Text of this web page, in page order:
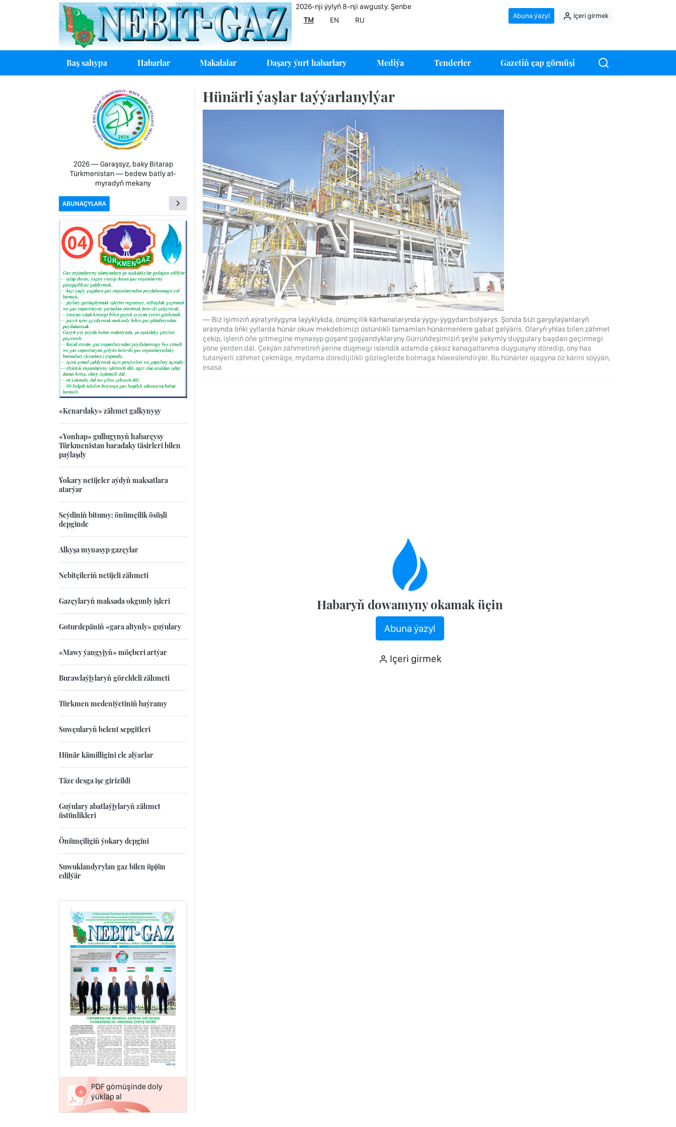
2026-nji ýylyň 8-nji awgusty. Şenbe
TM
EN RU
Abuna ýazyl Içeri girmek
Baş sahypa Habarlar Makalalar Daşary ýurt habarlary Mediýa Tenderler Gazetiň çap görnüşi
Hünärli ýaşlar taýýarlanylýar
— Biz işimiziň aýratynlygyna laýyklykda, önümçilik kärhanalarynda ýygy-ýygydan bolýarys. Şonda bizi garşylaýanlaryň
arasynda öňki ýyllarda hünär okuw mekdebimizi üstünlikli tamamlan hünärmenlere gabat gelýäris. Olaryň yhlas bilen zähmet
çekip, işleriň öňe gitmegine mynasyp goşant goşýandyklaryny Gürrüňdeşimiziň şeýle ýakymly duýgulary başdan geçirmegi
ýöne ýerden däl. Çekýän zähmetiniň ýerine düşmegi islendik adamda çäksiz kanagatlanma duýgusyny döredip, ony has
tutanýerli zähmet çekmäge, mydama döredijilikli gözleglerde bolmaga höweslendirýär. Bu hünärler ojagyna öz kärini söýýän,
esasa
Habaryň dowamyny okamak üçin
Abuna ýazyl
Içeri girmek
2026 — Garaşsyz, baky Bitarap
Türkmenistan — bedew batly at-
myradyň mekany
ABUNAÇYLARA
«Kenardaky» zähmet galkynyşy
«Yonhap» gullugynyň habarçysy
Türkmenistan baradaky täsirleri bilen
paýlaşdy
Ýokary netijeler aýdyň maksatlara
atarýar
Seýdiniň bitumy: önümçilik ösüşli
depginde
Alkyşa mynasyp gazçylar
Nebitçileriň netijeli zähmeti
Gazçylaryň maksada okgunly işleri
Goturdepäniň «gara altynly» guýulary
«Mawy ýangyjyň» möçberi artýar
Burawlaýjylaryň göreldeli zähmeti
Türkmen medeniýetiniň baýramy
Suwçularyň belent sepgitleri
Hünär kämilligini ele alýarlar
Täze desga işe girizildi
Guýulary abatlaýjylaryň zähmet
üstünlikleri
Önümçiligiň ýokary depgini
Suwuklandyrylan gaz bilen üpjün
edilýär
PDF görnüşinde doly
ýükläp al